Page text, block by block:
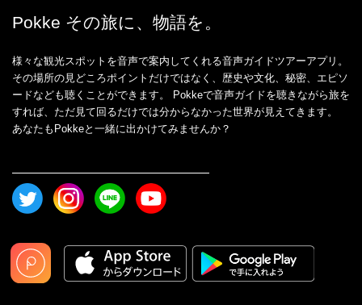
Pokke その旅に、物語を。
様々な観光スポットを音声で案内してくれる音声ガイドツアーアプリ。
その場所の見どころポイントだけではなく、歴史や文化、秘密、エピソ
ードなども聴くことができます。 Pokkeで音声ガイドを聴きながら旅を
すれば、ただ見て回るだけでは分からなかった世界が見えてきます。
あなたもPokkeと一緒に出かけてみませんか？